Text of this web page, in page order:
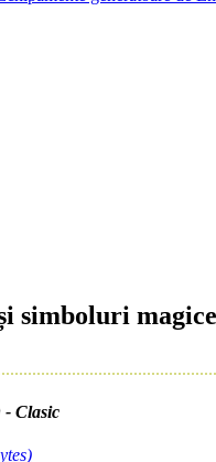
simboluri
- Clasic